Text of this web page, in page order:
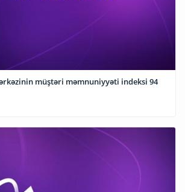
müştəri məmnuniyyəti indeksi 94